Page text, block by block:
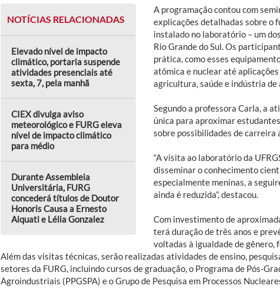
NOTÍCIAS RELACIONADAS
Elevado nível de impacto
climático, portaria suspende
atividades presenciais até
sexta, 7, pela manhã
CIEX divulga aviso
meteorológico e FURG eleva
nível de impacto climático
para médio
Durante Assembleia
Universitária, FURG
concederá títulos de Doutor
Honoris Causa a Ernesto
Alquati e Lélia Gonzalez
A programação contou com
explicações detalhadas sobre o
instalado no laboratório – um
Rio Grande do Sul. Os
prática, como esses
atômica e nuclear até
agricultura, saúde e indústria de
Segundo a professora Carla, a
única para aproximar
sobre possibilidades de carreira
“A visita ao laboratório da
disseminar o conhecimento
especialmente meninas, a
ainda é reduzida”, destacou.
Com investimento de
terá duração de três anos e
voltadas à igualdade de
Além das visitas técnicas, serão realizadas atividades de ensino,
setores da FURG, incluindo cursos de graduação, o Programa de Pós-
Agroindustriais (PPGSPA) e o Grupo de Pesquisa em Processos